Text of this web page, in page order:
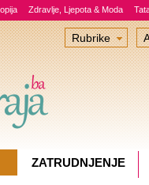
Zdravlje, Ljepota & Moda
Rubrike
ZATRUDNJENJE